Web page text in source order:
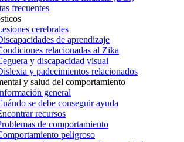
frecuentes
cerebrales
de aprendizaje
relacionadas al Zika
y discapacidad visual
y padecimientos relacionados
y salud del comportamiento
general
se debe conseguir ayuda
recursos
de comportamiento
peligroso